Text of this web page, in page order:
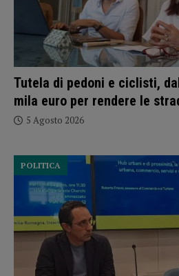
Tutela di pedoni e ciclisti,
mila euro per rendere le
5 Agosto 2026
POLITICA